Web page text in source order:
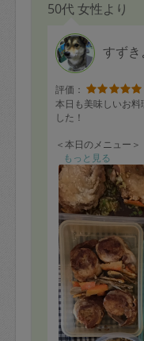
50代 女性より
すずき
評価：
本日も美味しいお料
した！
＜本日のメニュー＞
鶏のから揚げ
鶏つくねの豚バラ
ごぼうとにんじん
そぼろ豆腐
ぶりの揚げ焼き
海老と春雨の中華炒
鶏手羽とほうれん
かぼちゃの煮つけ
白菜の炒めもの
じゃこと青菜の煮物
ジャーマンポテト
ひじき煮
鶏ハム+フレッシュ
ビーフカレー
もっと見る